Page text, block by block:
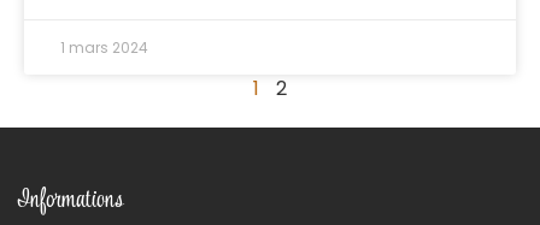
1 mars 2024
1 2
Informations